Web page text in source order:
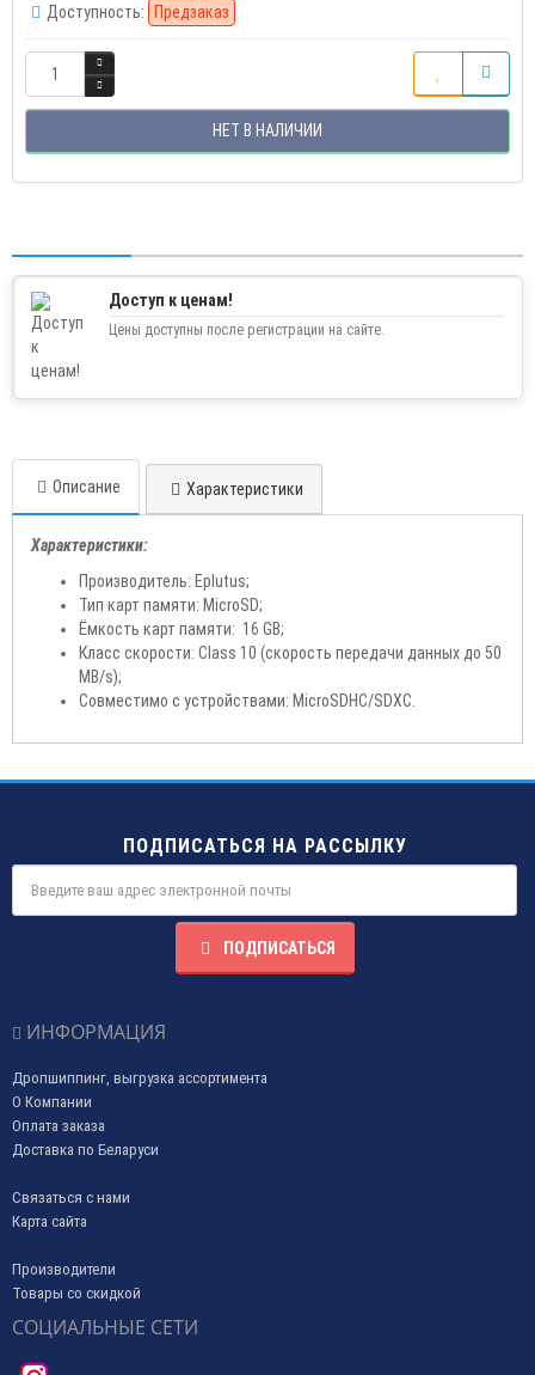
Доступность: Предзаказ
НЕТ В НАЛИЧИИ
Доступ к ценам!
Цены доступны после регистрации на сайте.
Описание Характеристики
Характеристики:
Производитель: Eplutus;
Тип карт памяти: MicroSD;
Ёмкость карт памяти: 16 GB;
Класс скорости: Class 10 (скорость передачи данных до 50
MB/s);
Совместимо с устройствами: MicroSDHC/SDXC.
ПОДПИСАТЬСЯ НА РАССЫЛКУ
ПОДПИСАТЬСЯ
ИНФОРМАЦИЯ
Дропшиппинг, выгрузка ассортимента
О Компании
Оплата заказа
Доставка по Беларуси
Связаться с нами
Карта сайта
Производители
Товары со скидкой
СОЦИАЛЬНЫЕ СЕТИ